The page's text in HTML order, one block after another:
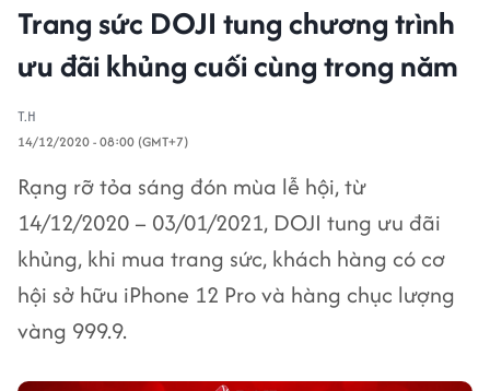
Trang sức DOJI tung chương trình
ưu đãi khủng cuối cùng trong năm
T.H
14/12/2020 - 08:00 (GMT+7)
Rạng rỡ tỏa sáng đón mùa lễ hội, từ
14/12/2020 – 03/01/2021, DOJI tung ưu đãi
khủng, khi mua trang sức, khách hàng có cơ
hội sở hữu iPhone 12 Pro và hàng chục lượng
vàng 999.9.